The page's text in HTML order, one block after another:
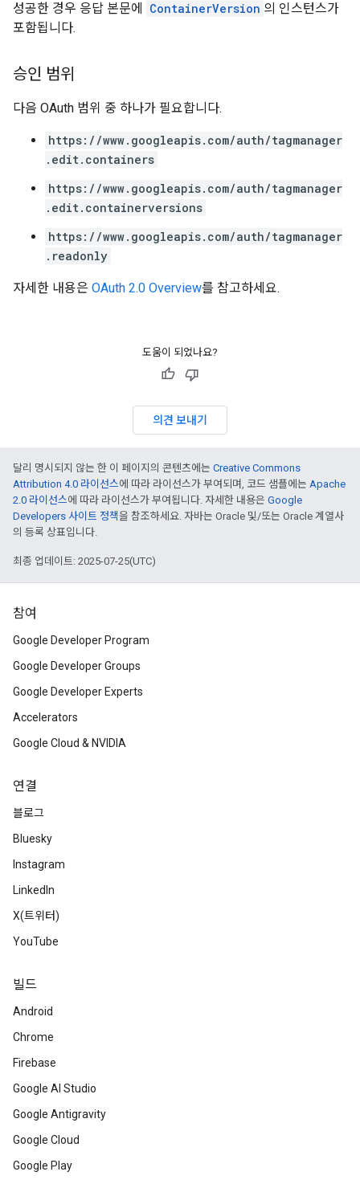
성공한 경우 응답 본문에 ContainerVersion 의 인스턴스가
포함됩니다.
승인 범위
다음 OAuth 범위 중 하나가 필요합니다.
https://www.googleapis.com/auth/tagmanager
.edit.containers
https://www.googleapis.com/auth/tagmanager
.edit.containerversions
https://www.googleapis.com/auth/tagmanager
.readonly
자세한 내용은 OAuth 2.0 Overview를 참고하세요.
도움이 되었나요?
의견 보내기
달리 명시되지 않는 한 이 페이지의 콘텐츠에는 Creative Commons
Attribution 4.0 라이선스에 따라 라이선스가 부여되며, 코드 샘플에는 Apache
2.0 라이선스에 따라 라이선스가 부여됩니다. 자세한 내용은 Google
Developers 사이트 정책을 참조하세요. 자바는 Oracle 및/또는 Oracle 계열사
의 등록 상표입니다.
최종 업데이트: 2025-07-25(UTC)
참여
Google Developer Program
Google Developer Groups
Google Developer Experts
Accelerators
Google Cloud & NVIDIA
연결
블로그
Bluesky
Instagram
LinkedIn
X(트위터)
YouTube
빌드
Android
Chrome
Firebase
Google AI Studio
Google Antigravity
Google Cloud
Google Play